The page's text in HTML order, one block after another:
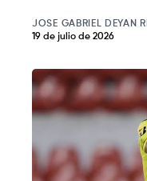
JOSE GABRIEL DEYAN
19 de julio de 2026